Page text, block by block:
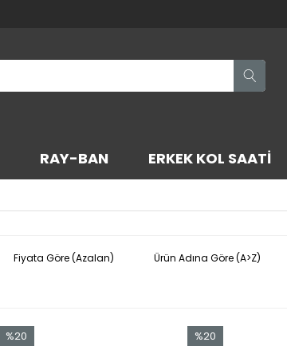
RAY-BAN ERKEK KOL SAATI
Fiyata Göre (Azalan) Ürün Adına Göre (A>Z)
%20
%20